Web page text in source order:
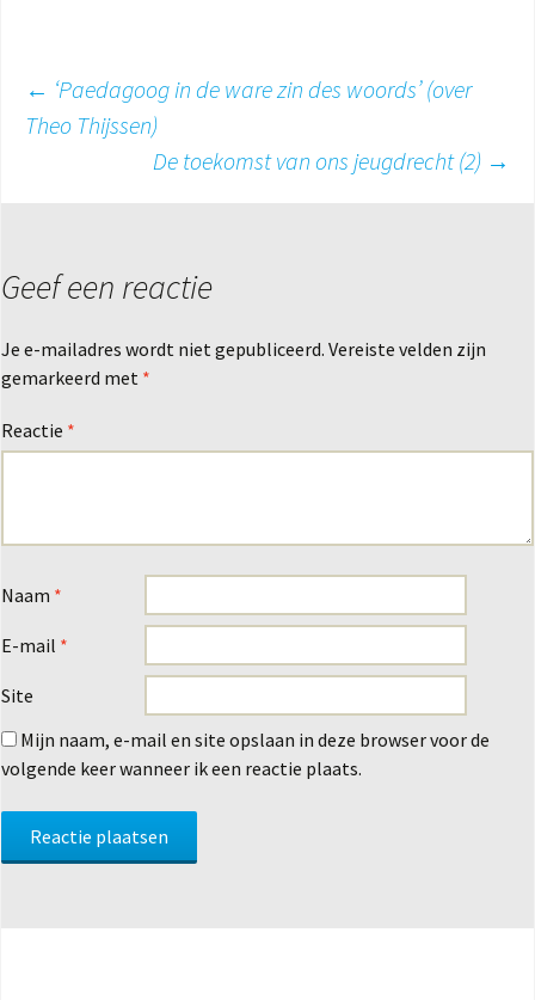
Berichtnavigatie
← ‘Paedagoog in de ware zin des woords’ (over
Theo Thijssen)
De toekomst van ons jeugdrecht (2) →
Geef een reactie
Je e-mailadres wordt niet gepubliceerd. Vereiste velden zijn
gemarkeerd met *
Reactie *
Naam *
E-mail *
Site
Mijn naam, e-mail en site opslaan in deze browser voor de
volgende keer wanneer ik een reactie plaats.